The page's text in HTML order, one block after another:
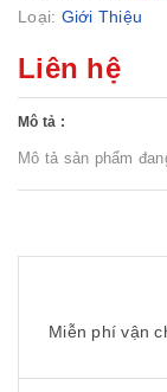
Loại: Giới Thiệu
Liên hệ
Mô tả :
Mô tả sản phẩm
Miễn phí vận